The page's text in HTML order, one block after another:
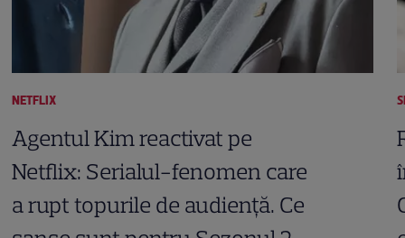
NETFLIX
Agentul Kim reactivat pe
Netflix: Serialul-fenomen care
a rupt topurile de audiență. Ce